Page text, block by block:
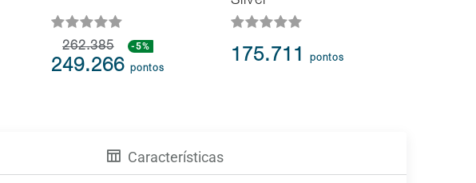
262.385 -5%
249.266pontos
175.711pontos
Características